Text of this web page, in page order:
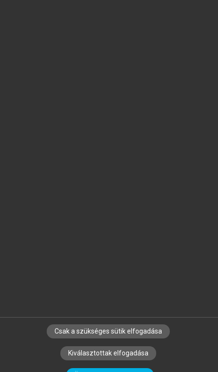
SZERZŐKNEK CÉGEKNEK KÖNYVTÁROSOKNAK
SZERKESZTÉSI ÉS LEKTORÁLÁSI ALAPELVEK
Csak a szükséges sütik elfogadása
Kiválasztottak elfogadása